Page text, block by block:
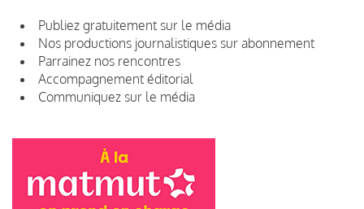
Publiez gratuitement sur le média
Nos productions journalistiques sur abonnement
Parrainez nos rencontres
Accompagnement éditorial
Communiquez sur le média